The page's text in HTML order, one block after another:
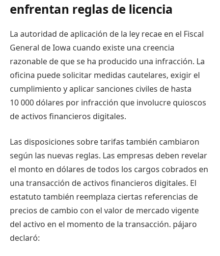
enfrentan reglas de licencia
La autoridad de aplicación de la ley recae en el Fiscal
General de Iowa cuando existe una creencia
razonable de que se ha producido una infracción. La
oficina puede solicitar medidas cautelares, exigir el
cumplimiento y aplicar sanciones civiles de hasta
10 000 dólares por infracción que involucre quioscos
de activos financieros digitales.
Las disposiciones sobre tarifas también cambiaron
según las nuevas reglas. Las empresas deben revelar
el monto en dólares de todos los cargos cobrados en
una transacción de activos financieros digitales. El
estatuto también reemplaza ciertas referencias de
precios de cambio con el valor de mercado vigente
del activo en el momento de la transacción. pájaro
declaró: